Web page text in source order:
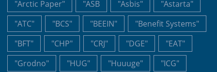
"Arctic Paper"
"ASB "Asbis"
"Astarta"
"ATC"
"BCS" "BEEIN"
"Benefit Systems"
"BFT"
"CHP" "CRJ" "DGE"
"EAT"
"Grodno"
"HUG" "Huuuge"
"ICG"